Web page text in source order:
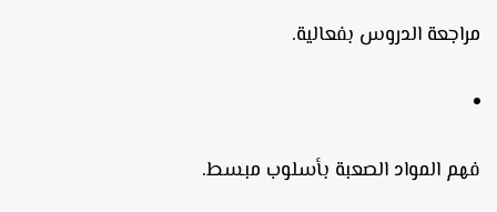
الدروس بفعالية.
المواد الصعبة بأسلوب مبسط.